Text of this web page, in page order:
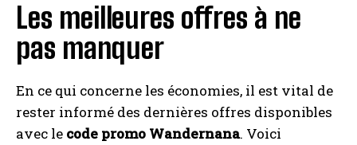
Les meilleures offres à ne
pas manquer
En ce qui concerne les économies, il est vital de
rester informé des dernières offres disponibles
avec le code promo Wandernana. Voici